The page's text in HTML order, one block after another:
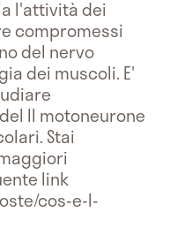
l'attività dei
compromessi
del nervo
dei muscoli. E'
II motoneurone
Stai
link
cos-e-l-